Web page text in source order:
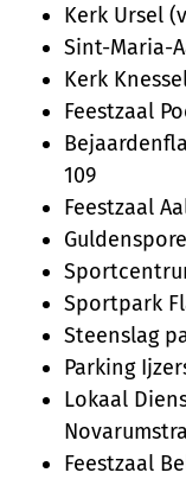
Kerk Ursel
Sint-Maria-
Kerk
Feestzaal
109
Feestzaal
Sportpark
Steenslag
Parking
Lokaal
Feestzaal